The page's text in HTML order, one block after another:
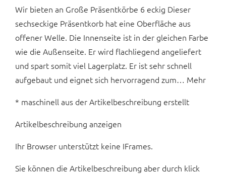
Wir bieten an Große Präsentkörbe 6 eckig Dieser
sechseckige Präsentkorb hat eine Oberfläche aus
offener Welle. Die Innenseite ist in der gleichen Farbe
wie die Außenseite. Er wird flachliegend angeliefert
und spart somit viel Lagerplatz. Er ist sehr schnell
aufgebaut und eignet sich hervorragend zum… Mehr
* maschinell aus der Artikelbeschreibung erstellt
Artikelbeschreibung anzeigen
Ihr Browser unterstützt keine IFrames.
Sie können die Artikelbeschreibung aber durch klick